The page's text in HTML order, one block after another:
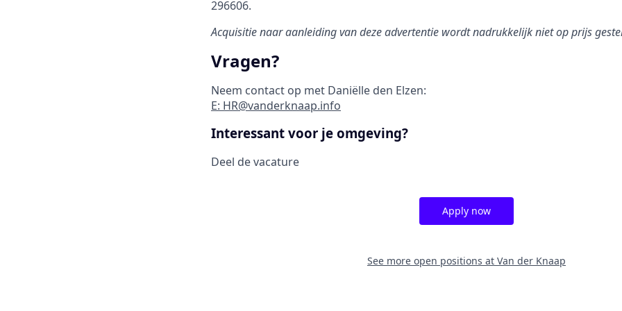
296606.
Acquisitie naar aanleiding van deze advertentie wordt nadrukkelijk niet op prijs
Vragen?
Neem contact op met Daniëlle den Elzen:
E: HR@vanderknaap.info
Interessant voor je omgeving?
Deel de vacature
Apply now
See more open positions at Van der Knaap